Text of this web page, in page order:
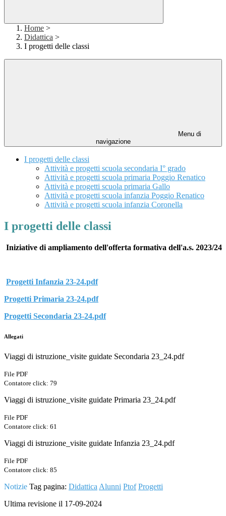
Home >
Didattica >
I progetti delle classi
Menu di
navigazione
I progetti delle classi
Attività e progetti scuola secondaria I° grado
Attività e progetti scuola primaria Poggio Renatico
Attività e progetti scuola primaria Gallo
Attività e progetti scuola infanzia Poggio Renatico
Attività e progetti scuola infanzia Coronella
I progetti delle classi
Iniziative di ampliamento dell'offerta formativa dell'a.s. 2023/24
Progetti Infanzia 23-24.pdf
Progetti Primaria 23-24.pdf
Progetti Secondaria 23-24.pdf
Allegati
Viaggi di istruzione_visite guidate Secondaria 23_24.pdf
File PDF
Contatore click: 79
Viaggi di istruzione_visite guidate Primaria 23_24.pdf
File PDF
Contatore click: 61
Viaggi di istruzione_visite guidate Infanzia 23_24.pdf
File PDF
Contatore click: 85
Notizie Tag pagina: Didattica Alunni Ptof Progetti
Ultima revisione il 17-09-2024